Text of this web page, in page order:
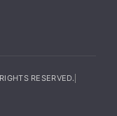
RESERVED.